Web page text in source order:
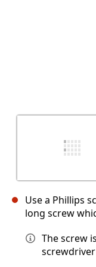
Use a Phillips
long screw
The screw